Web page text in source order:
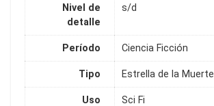
Nivel de
detalle
s/d
Período Ciencia Ficción
Tipo Estrella de la Muerte
Uso Sci Fi